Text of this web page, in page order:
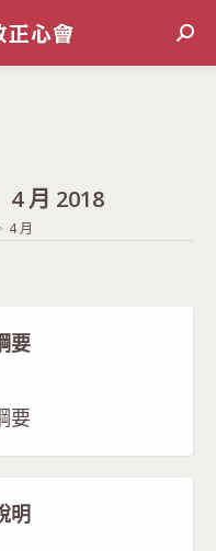
4 月 2018
4 月
要
要
明